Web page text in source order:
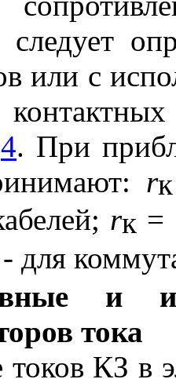
или с
4. При
rк
rк =
и
тока
токов КЗ в